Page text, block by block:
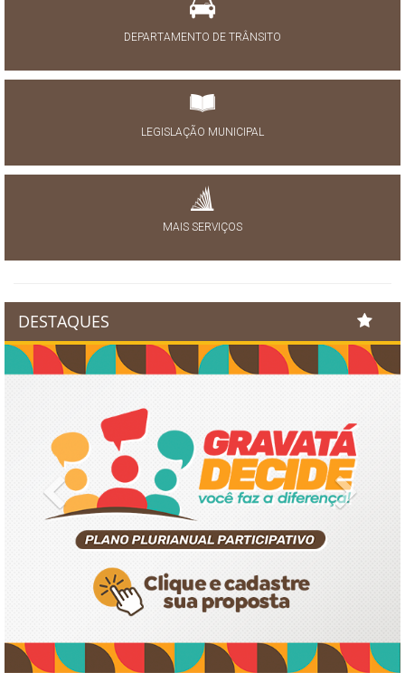
DEPARTAMENTO DE TRÂNSITO
LEGISLAÇÃO MUNICIPAL
MAIS SERVIÇOS
DESTAQUES
Previous